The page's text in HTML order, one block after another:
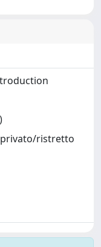
privato/ristretto